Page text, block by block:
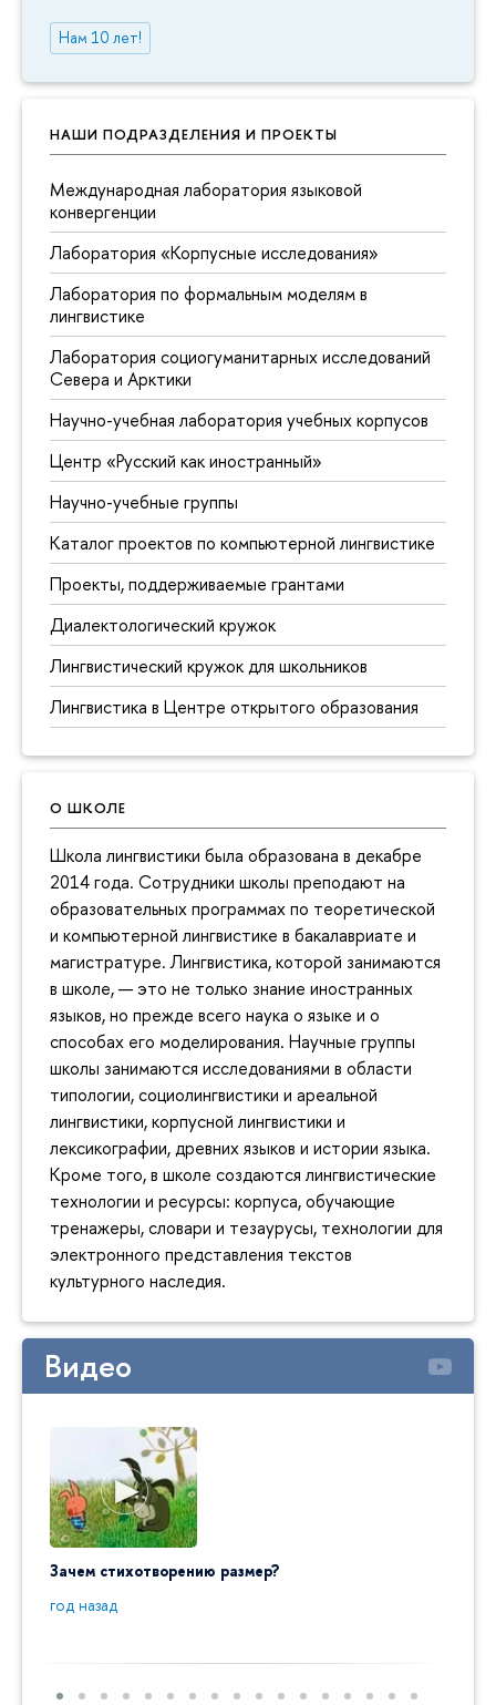
Нам 10 лет!
НАШИ ПОДРАЗДЕЛЕНИЯ И ПРОЕКТЫ
Международная лаборатория языковой
конвергенции
Лаборатория «Корпусные исследования»
Лаборатория по формальным моделям в
лингвистике
Лаборатория социогуманитарных исследований
Севера и Арктики
Научно-учебная лаборатория учебных корпусов
Центр «Русский как иностранный»
Научно-учебные группы
Каталог проектов по компьютерной лингвистике
Проекты, поддерживаемые грантами
Диалектологический кружок
Лингвистический кружок для школьников
Лингвистика в Центре открытого образования
О ШКОЛЕ
Школа лингвистики была образована в декабре
2014 года. Сотрудники школы преподают на
образовательных программах по теоретической
и компьютерной лингвистике в бакалавриате и
магистратуре. Лингвистика, которой занимаются
в школе, — это не только знание иностранных
языков, но прежде всего наука о языке и о
способах его моделирования. Научные группы
школы занимаются исследованиями в области
типологии, социолингвистики и ареальной
лингвистики, корпусной лингвистики и
лексикографии, древних языков и истории языка.
Кроме того, в школе создаются лингвистические
технологии и ресурсы: корпуса, обучающие
тренажеры, словари и тезаурусы, технологии для
электронного представления текстов
культурного наследия.
Видео
Зачем стихотворению размер?
год назад